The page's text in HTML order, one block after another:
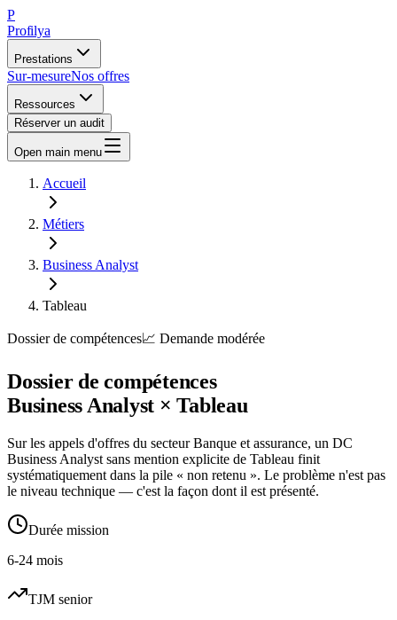
P
Profilya
Prestations
Sur-mesureNos offres
Ressources
Réserver un audit
Open main menu
Accueil
Métiers
Business Analyst
Tableau
Dossier de compétences📈 Demande modérée
Dossier de compétences
Business Analyst ×Tableau
Sur les appels d'offres du secteur Banque et assurance, un DC
Business Analyst sans mention explicite de Tableau finit
systématiquement dans la pile « non retenu ». Le problème n'est pas
le niveau technique — c'est la façon dont il est présenté.
Durée mission
6-24 mois
TJM senior